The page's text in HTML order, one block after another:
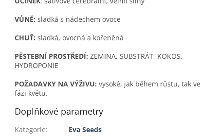
VŮNĚ: sladká s nádechem ovoce
CHUŤ: sladká, ovocná a kořeněná
PĚSTEBNÍ PROSTŘEDÍ: ZEMINA, SUBSTRÁT, KOKOS,
HYDROPONIE
POŽADAVKY NA VÝŽIVU: vysoké, jak během růstu, tak ve
fázi květu.
Doplňkové parametry
Kategorie:
Eva Seeds